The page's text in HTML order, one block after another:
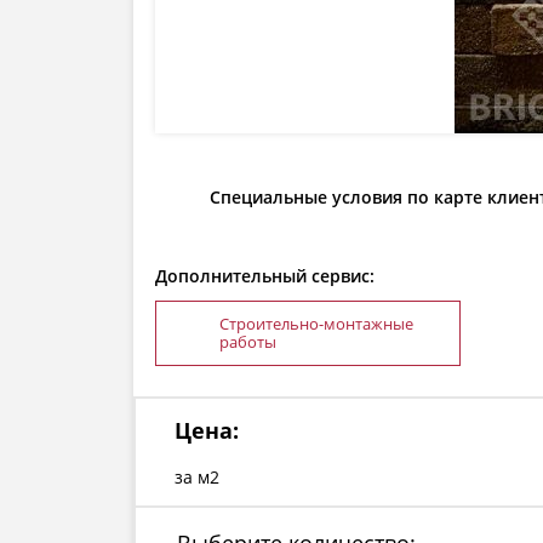
Специальные условия по карте
Дополнительный сервис:
Строительно-монтажные
работы
Цена:
за м2